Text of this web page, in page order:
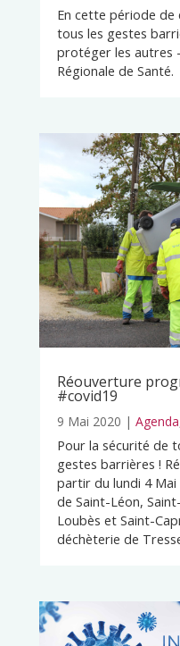
En cette période
tous les gestes
protéger les autres
Régionale de Santé.
Réouverture
#covid19
9 Mai 2020 | Agenda
Pour la sécurité de
gestes barrières !
partir du lundi 4
de Saint-Léon,
Loubès et Saint-
déchèterie de